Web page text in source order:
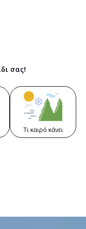
σας!
Τι καιρό κάνει